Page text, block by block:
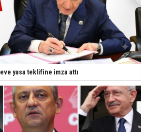
yasa teklifine imza attı